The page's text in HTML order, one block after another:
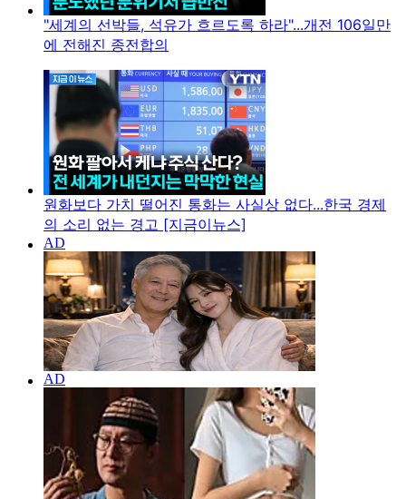
"세계의 선박들, 석유가 흐르도록 하라"...개전 106일만
에 전해진 종전합의
원화보다 가치 떨어진 통화는 사실상 없다...한국 경제
의 소리 없는 경고 [지금이뉴스]